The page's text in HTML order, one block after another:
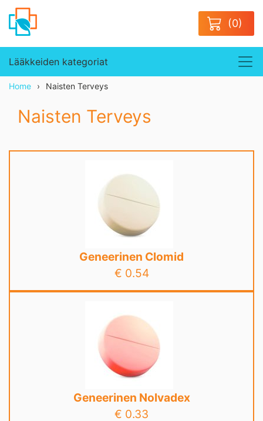
(0)
Lääkkeiden kategoriat
Home Naisten Terveys
Naisten Terveys
Geneerinen Clomid
€ 0.54
Geneerinen Nolvadex
€ 0.33